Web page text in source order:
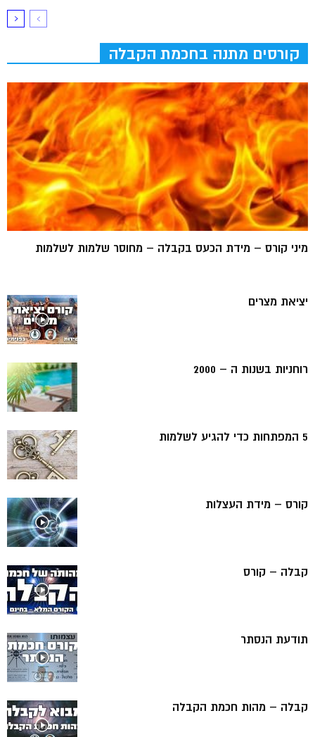
קורסים מתנה בחכמת הקבלה
מיני קורס – מידת הכעס בקבלה – מחוסר שלמות לשלמות
יציאת מצרים
רוחניות בשנות ה – 2000
5 המפתחות כדי להגיע לשלמות
קורס – מידת העצלות
קבלה – קורס
תודעת הנסתר
קבלה – מהות חכמת הקבלה